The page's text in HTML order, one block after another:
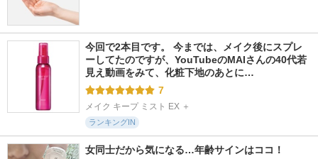
今回で2本目です。 今までは、メイク後にスプレ
ーしてたのですが、YouTubeのMAIさんの40代若
見え動画をみて、化粧下地のあとに…
7
メイク キープ ミスト EX ＋
ランキングIN
女同士だから気になる…年齢サインはココ！